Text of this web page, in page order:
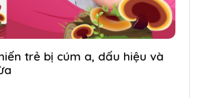
trẻ bị cúm a, dấu hiệu và